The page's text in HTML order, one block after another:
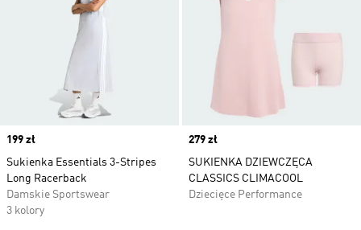
Price
199 zł
Sukienka Essentials 3-Stripes
Long Racerback
Damskie Sportswear
3 kolory
Price
279 zł
SUKIENKA DZIEWCZĘCA
CLASSICS CLIMACOOL
Dziecięce Performance